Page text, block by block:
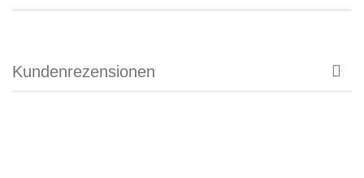
Kundenrezensionen